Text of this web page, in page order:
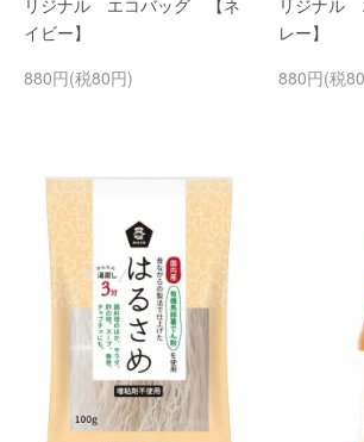
リジナル エコバッグ 【ネ
イビー】
880円(税80円)
リジナル
レー】
880円(税